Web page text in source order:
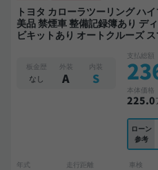
トヨタ カローラツーリング ハ
美品 禁煙車 整備記録簿あり デ
ビキットあり オートクルーズ
板金歴
なし
外装
A
内装
S
支払総額
本体価格
225.0
ローン
参考
年式 走行距離 車検